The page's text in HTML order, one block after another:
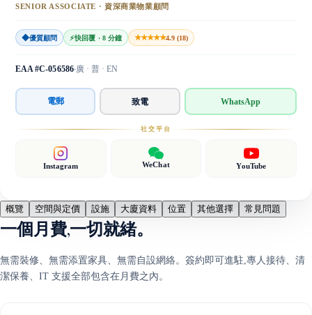
SENIOR ASSOCIATE · 資深商業物業顧問
◆優質顧問 ⚡快回覆 · 8 分鐘 ★★★★★4.9 (18)
EAA #C-056586 廣 · 普 · EN
電郵 致電 WhatsApp
社交平台
Instagram WeChat YouTube
概覽 空間與定價 設施 大廈資料 位置 其他選擇 常見問題
一個月費,一切就緒。
無需裝修、無需添置家具、無需自設網絡。簽約即可進駐,專人接待、清
潔保養、IT 支援全部包含在月費之內。